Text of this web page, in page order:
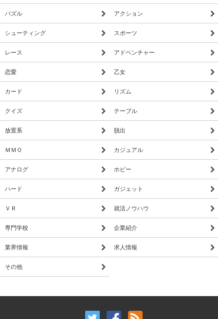
パズル アクション
シューティング スポーツ
レース アドベンチャー
恋愛 乙女
カード リズム
クイズ テーブル
放置系 脱出
ＭＭＯ カジュアル
アナログ ホビー
ハード ガジェット
ＶＲ 就活ノウハウ
専門学校 企業紹介
業界情報 求人情報
その他